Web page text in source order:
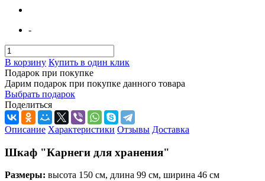
-
В корзину Купить в один клик
Подарок при покупке
Дарим подарок при покупке данного товара
Выбрать подарок
Поделиться
Описание Характеристики Отзывы Доставка
Шкаф "Карнеги для хранения"
Размеры: высота 150 см, длина 99 см, ширина 46 см